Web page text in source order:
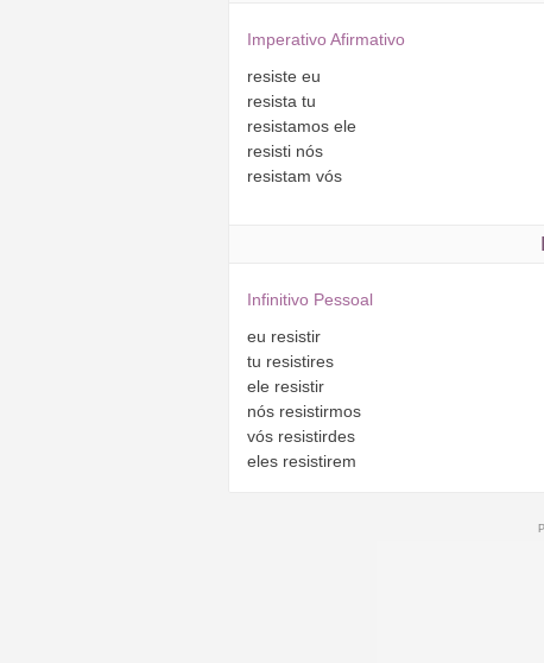
Imperativo Afirmativo
resiste eu
resista tu
resistamos ele
resisti nós
resistam vós
Infinitivo Pessoal
eu resistir
tu resistires
ele resistir
nós resistirmos
vós resistirdes
eles resistirem